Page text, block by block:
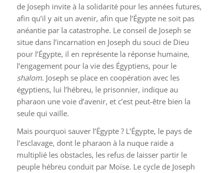
de Joseph invite à la solidarité pour les années futures,
afin qu’il y ait un avenir, afin que l’Égypte ne soit pas
anéantie par la catastrophe. Le conseil de Joseph se
situe dans l’incarnation en Joseph du souci de Dieu
pour l’Égypte, il en représente la réponse humaine,
l’engagement pour la vie des Égyptiens, pour le
shalom. Joseph se place en coopération avec les
égyptiens, lui l’hébreu, le prisonnier, indique au
pharaon une voie d’avenir, et c’est peut-être bien la
seule qui vaille.
Mais pourquoi sauver l’Égypte ? L’Égypte, le pays de
l’esclavage, dont le pharaon à la nuque raide a
multiplié les obstacles, les refus de laisser partir le
peuple hébreu conduit par Moïse. Le cycle de Joseph